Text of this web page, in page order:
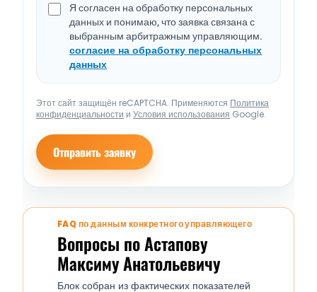
Я согласен на обработку персональных
данных и понимаю, что заявка связана с
выбранным арбитражным управляющим.
согласие на обработку персональных
данных
Этот сайт защищён reCAPTCHA. Применяются Политика
конфиденциальности и Условия использования Google.
Отправить заявку
FAQ по данным конкретного управляющего
Вопросы по Астапову
Максиму Анатольевичу
Блок собран из фактических показателей